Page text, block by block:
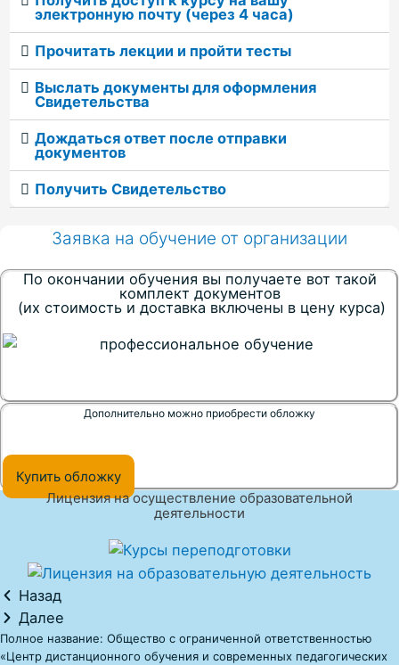
электронную почту (через 4 часа)
Прочитать лекции и пройти тесты
Выслать документы для оформления
Свидетельства
Дождаться ответ после отправки
документов
Получить Свидетельство
Заявка на обучение от организации
По окончании обучения вы получаете вот такой
комплект документов
(их стоимость и доставка включены в цену курса)
Дополнительно можно приобрести обложку
Купить обложку
Лицензия на осуществление образовательной
деятельности
Назад
Далее
Полное название: Общество с ограниченной ответственностью
«Центр дистанционного обучения и современных педагогических